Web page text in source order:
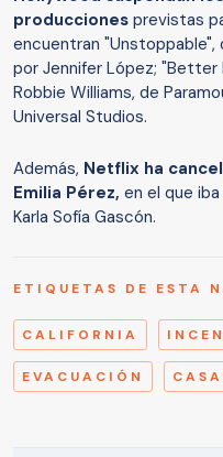
producciones previstas
encuentran "Unstoppable",
por Jennifer López; "Better
Robbie Williams, de
Universal Studios.
Además, Netflix ha
Emilia Pérez, en el que
Karla Sofía Gascón.
ETIQUETAS DE ESTA
CALIFORNIA
EVACUACIÓN